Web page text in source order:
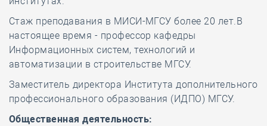
Стаж преподавания в МИСИ-МГСУ более 20 лет.В
настоящее время - профессор кафедры
Информационных систем, технологий и
автоматизации в строительстве МГСУ.
Заместитель директора Института дополнительного
профессионального образования (ИДПО) МГСУ.
Общественная деятельность: